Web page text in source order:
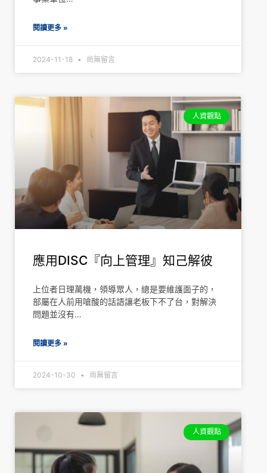
閱讀更多 »
2024-11-18 尚無留言
人資觀點
應用DISC『向上管理』知己解彼
上位者日理萬機，領導眾人，總是要維護面子的，
部屬在人前用嗆酸的話語讓老板下不了台，對解決
問題並沒有…
閱讀更多 »
2024-10-30 尚無留言
人資觀點